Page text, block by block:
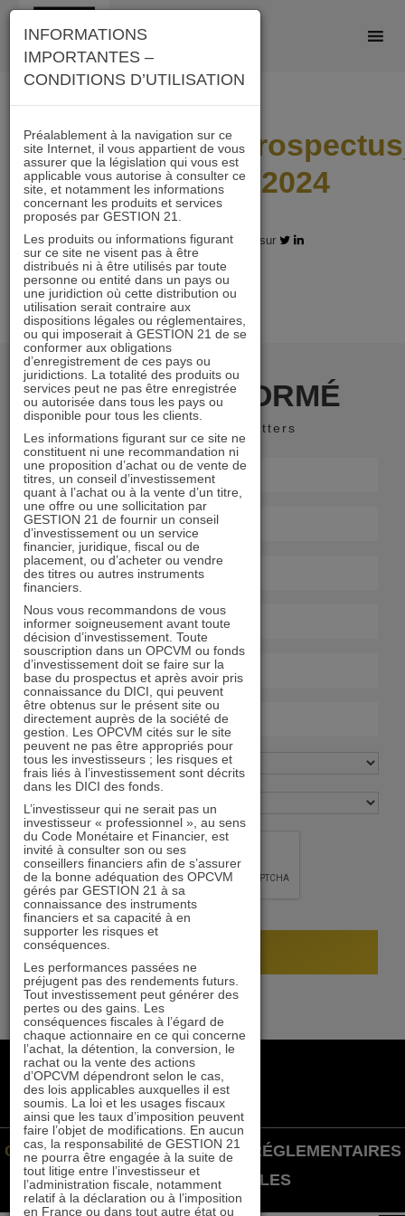
Skip
content
SFDR_12.11.2024
12.11.2024 - Partagez l'article sur
RESTER INFORMÉ
Recevoir nos newsletters
+33 1 84 79 90 24
gestion21@gestion21.fr
8 rue Volney, 75002 Paris
GESTION 21 ©INFORMATIONS RÉGLEMENTAIRES
|MENTIONS LÉGALES
INFORMATIONS
IMPORTANTES –
CONDITIONS D’UTILISATION
Préalablement à la navigation sur ce
site Internet, il vous appartient de vous
assurer que la législation qui vous est
applicable vous autorise à consulter ce
site, et notamment les informations
concernant les produits et services
proposés par GESTION 21.
Les produits ou informations figurant
sur ce site ne visent pas à être
distribués ni à être utilisés par toute
personne ou entité dans un pays ou
une juridiction où cette distribution ou
utilisation serait contraire aux
dispositions légales ou réglementaires,
ou qui imposerait à GESTION 21 de se
conformer aux obligations
d’enregistrement de ces pays ou
juridictions. La totalité des produits ou
services peut ne pas être enregistrée
ou autorisée dans tous les pays ou
disponible pour tous les clients.
Les informations figurant sur ce site ne
constituent ni une recommandation ni
une proposition d’achat ou de vente de
titres, un conseil d’investissement
quant à l’achat ou à la vente d’un titre,
une offre ou une sollicitation par
GESTION 21 de fournir un conseil
d’investissement ou un service
financier, juridique, fiscal ou de
placement, ou d’acheter ou vendre
des titres ou autres instruments
financiers.
Nous vous recommandons de vous
informer soigneusement avant toute
décision d’investissement. Toute
souscription dans un OPCVM ou fonds
d’investissement doit se faire sur la
base du prospectus et après avoir pris
connaissance du DICI, qui peuvent
être obtenus sur le présent site ou
directement auprès de la société de
gestion. Les OPCVM cités sur le site
peuvent ne pas être appropriés pour
tous les investisseurs ; les risques et
frais liés à l’investissement sont décrits
dans les DICI des fonds.
L’investisseur qui ne serait pas un
investisseur « professionnel », au sens
du Code Monétaire et Financier, est
invité à consulter son ou ses
conseillers financiers afin de s’assurer
de la bonne adéquation des OPCVM
gérés par GESTION 21 à sa
connaissance des instruments
financiers et sa capacité à en
supporter les risques et
conséquences.
Les performances passées ne
préjugent pas des rendements futurs.
Tout investissement peut générer des
pertes ou des gains. Les
conséquences fiscales à l’égard de
chaque actionnaire en ce qui concerne
l’achat, la détention, la conversion, le
rachat ou la vente des actions
d’OPCVM dépendront selon le cas,
des lois applicables auxquelles il est
soumis. La loi et les usages fiscaux
ainsi que les taux d’imposition peuvent
faire l’objet de modifications. En aucun
cas, la responsabilité de GESTION 21
ne pourra être engagée à la suite de
tout litige entre l’investisseur et
l’administration fiscale, notamment
relatif à la déclaration ou à l’imposition
en France ou dans tout autre état ou